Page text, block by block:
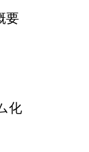
要
化